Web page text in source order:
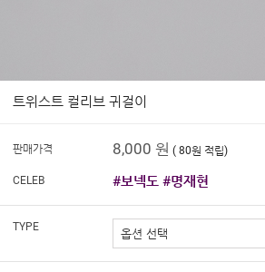
트위스트 컬리브 귀걸이
판매가격 8,000 원 ( 80원 적립)
CELEB #보넥도 #명재현
TYPE